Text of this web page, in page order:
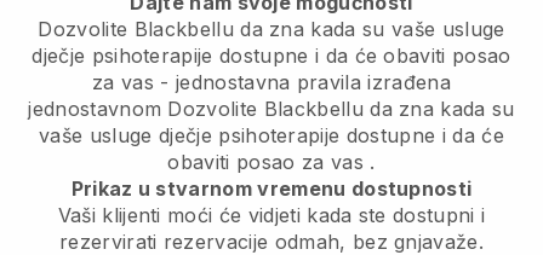
Dozvolite Blackbellu da zna kada su vaše usluge
dječje psihoterapije dostupne i da će obaviti posao
za vas - jednostavna pravila izrađena
jednostavnom Dozvolite Blackbellu da zna kada su
vaše usluge dječje psihoterapije dostupne i da će
obaviti posao za vas .
Prikaz u stvarnom vremenu dostupnosti
Vaši klijenti moći će vidjeti kada ste dostupnii
rezervirati rezervacije odmah, bez gnjavaže.